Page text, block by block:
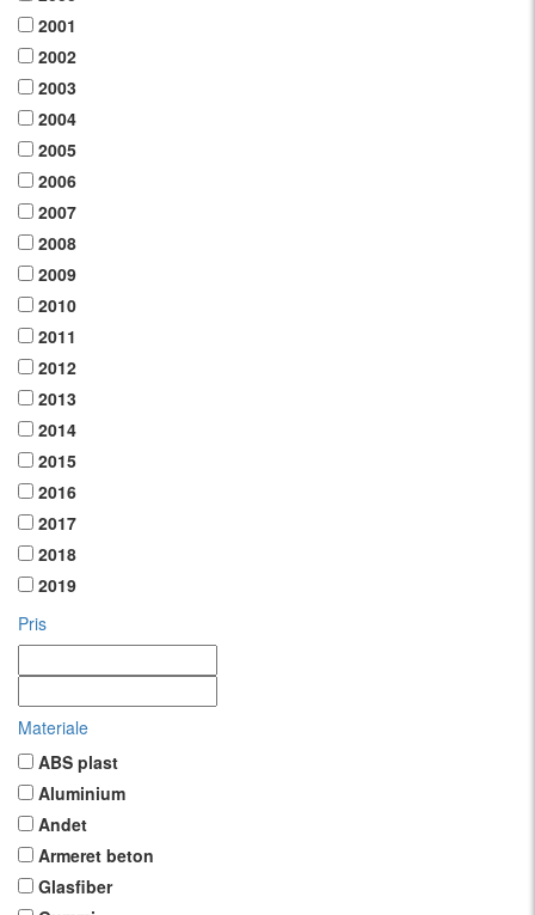
2001
2002
2003
2004
2005
2006
2007
2008
2009
2010
2011
2012
2013
2014
2015
2016
2017
2018
2019
Pris
Materiale
ABS plast
Aluminium
Andet
Armeret beton
Glasfiber